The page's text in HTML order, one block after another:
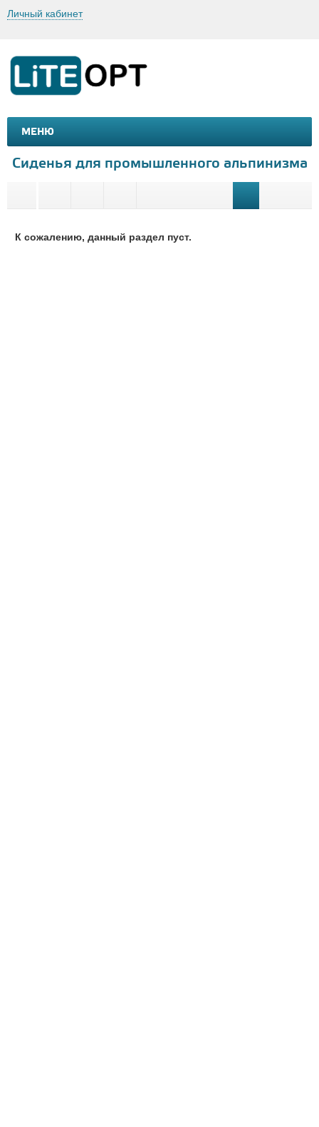
Личный кабинет
МЕНЮ
МАШИНКИ И МОТОЦИКЛЫ
Сиденья для промышленного альпинизма
К сожалению, данный раздел пуст.